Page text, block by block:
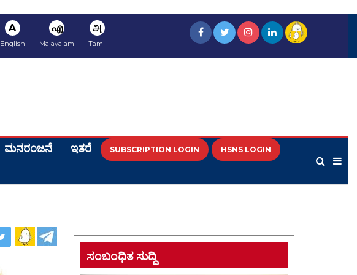
A
English
എ
Malayalam
அ
Tamil
ಮನರಂಜನೆ ಇತರೆ SUBSCRIPTION LOGIN HSNS LOGIN
ಸಂಬಂಧಿತ ಸುದ್ದಿ